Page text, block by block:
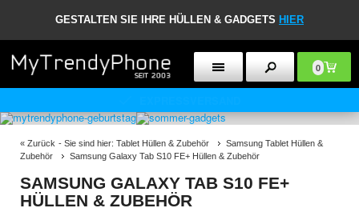
GESTALTEN SIE IHRE HÜLLEN & GADGETS HIER
0
« Zurück - Sie sind hier: Tablet Hüllen & Zubehör
Samsung Tablet Hüllen &
Zubehör
Samsung Galaxy Tab S10 FE+ Hüllen & Zubehör
SAMSUNG GALAXY TAB S10 FE+
HÜLLEN & ZUBEHÖR